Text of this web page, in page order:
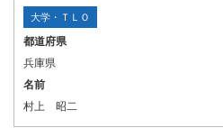
大学・ＴＬＯ
都道府県
兵庫県
名前
村上 昭二